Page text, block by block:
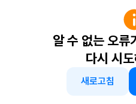
알 수 없는 오류
다시 시
새로고침